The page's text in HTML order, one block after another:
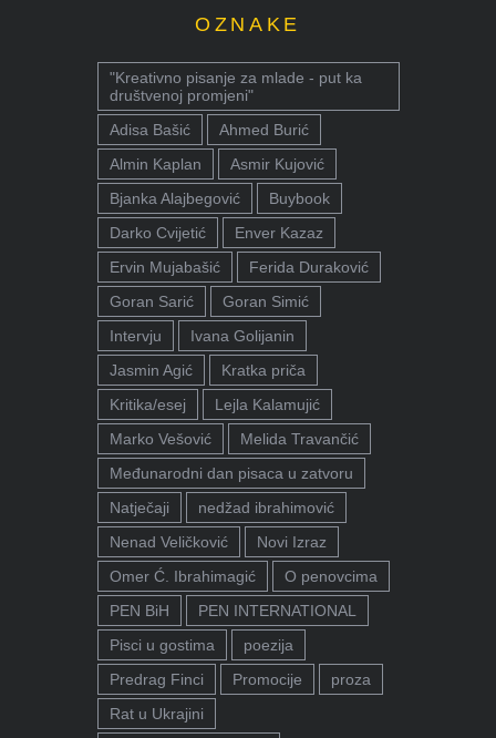
OZNAKE
"Kreativno pisanje za mlade - put ka
društvenoj promjeni"
Adisa Bašić
Ahmed Burić
Almin Kaplan
Asmir Kujović
Bjanka Alajbegović
Buybook
Darko Cvijetić
Enver Kazaz
Ervin Mujabašić
Ferida Duraković
Goran Sarić
Goran Simić
Intervju
Ivana Golijanin
Jasmin Agić
Kratka priča
Kritika/esej
Lejla Kalamujić
Marko Vešović
Melida Travančić
Međunarodni dan pisaca u zatvoru
Natječaji
nedžad ibrahimović
Nenad Veličković
Novi Izraz
Omer Ć. Ibrahimagić
O penovcima
PEN BiH
PEN INTERNATIONAL
Pisci u gostima
poezija
Predrag Finci
Promocije
proza
Rat u Ukrajini